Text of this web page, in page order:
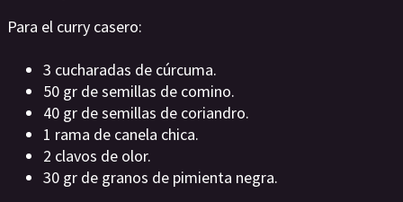
Para el curry casero:
3 cucharadas de cúrcuma.
50 gr de semillas de comino.
40 gr de semillas de coriandro.
1 rama de canela chica.
2 clavos de olor.
30 gr de granos de pimienta negra.